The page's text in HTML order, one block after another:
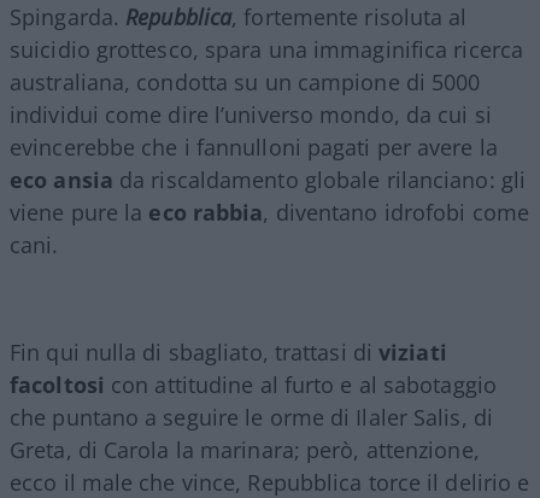
Spingarda. Repubblica, fortemente risoluta al
suicidio grottesco, spara una immaginifica ricerca
australiana, condotta su un campione di 5000
individui come dire l’universo mondo, da cui si
evincerebbe che i fannulloni pagati per avere la
eco ansia da riscaldamento globale rilanciano: gli
viene pure la eco rabbia, diventano idrofobi come
cani.
Fin qui nulla di sbagliato, trattasi di viziati
facoltosi con attitudine al furto e al sabotaggio
che puntano a seguire le orme di Ilaler Salis, di
Greta, di Carola la marinara; però, attenzione,
ecco il male che vince, Repubblica torce il delirio e